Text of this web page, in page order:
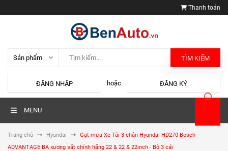
Thanh toán
TÌM KIẾM
ĐĂNG NHẬP hoặc ĐĂNG KÝ
MENU
Trang chủ Hyundai
Gạt mưa Xe Tải 3 chân Hyundai HD270 Bosch
ADVANTAGE BA xương sắt chính hãng 22 & 22 & 22inch - Bộ 3 cái